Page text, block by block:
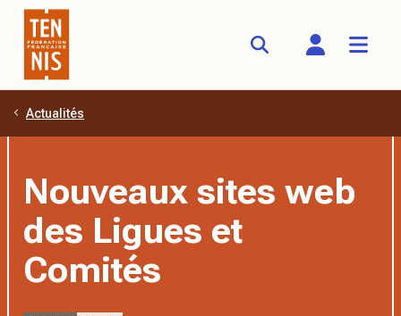
Aller au contenu principal
Actualités
Nouveaux sites web
des Ligues et
Comités